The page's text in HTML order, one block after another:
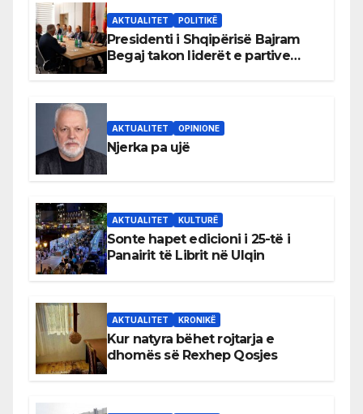
AKTUALITET POLITIKË
Presidenti i Shqipërisë Bajram
Begaj takon liderët e partive
AKTUALITET OPINIONE
Njerka pa ujë
AKTUALITET KULTURË
Sonte hapet edicioni i 25-të i
Panairit të Librit në Ulqin
AKTUALITET KRONIKË
Kur natyra bëhet rojtarja e
dhomës së Rexhep Qosjes